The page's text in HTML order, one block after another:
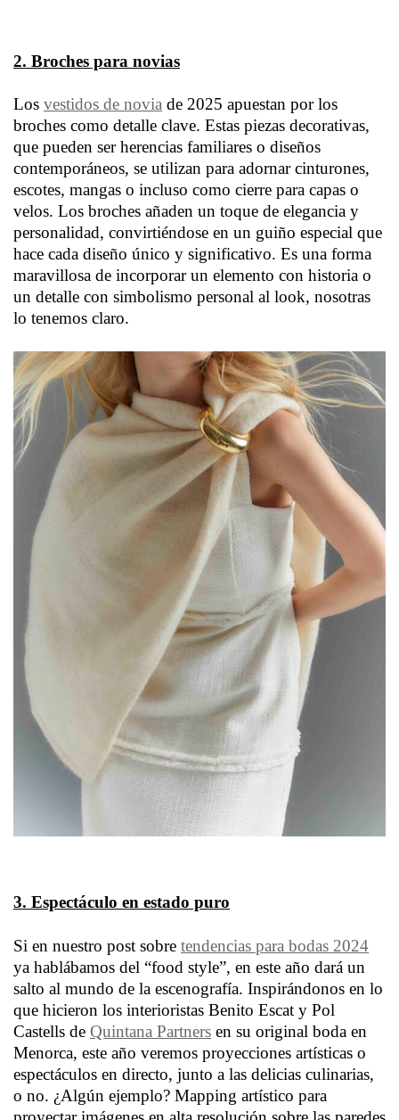
2. Broches para novias
Los vestidos de novia de 2025 apuestan por los
broches como detalle clave. Estas piezas decorativas,
que pueden ser herencias familiares o diseños
contemporáneos, se utilizan para adornar cinturones,
escotes, mangas o incluso como cierre para capas o
velos. Los broches añaden un toque de elegancia y
personalidad, convirtiéndose en un guiño especial que
hace cada diseño único y significativo. Es una forma
maravillosa de incorporar un elemento con historia o
un detalle con simbolismo personal al look, nosotras
lo tenemos claro.
3. Espectáculo en estado puro
Si en nuestro post sobre tendencias para bodas 2024
ya hablábamos del “food style”, en este año dará un
salto al mundo de la escenografía. Inspirándonos en lo
que hicieron los interioristas Benito Escat y Pol
Castells de Quintana Partners en su original boda en
Menorca, este año veremos proyecciones artísticas o
espectáculos en directo, junto a las delicias culinarias,
o no. ¿Algún ejemplo? Mapping artístico para